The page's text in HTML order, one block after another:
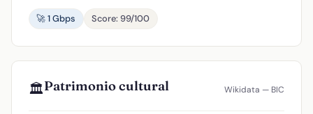
🚀 1 Gbps
Score: 99/100
🏛️Patrimonio cultural Wikidata — BIC